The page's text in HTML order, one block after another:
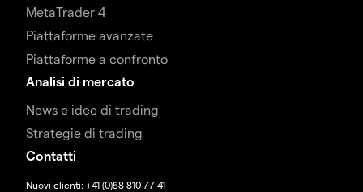
MetaTrader 4
Piattaforme avanzate
Piattaforme a confronto
Analisi di mercato
News e idee di trading
Strategie di trading
Contatti
Nuovi clienti: +41 (0)58 810 77 41